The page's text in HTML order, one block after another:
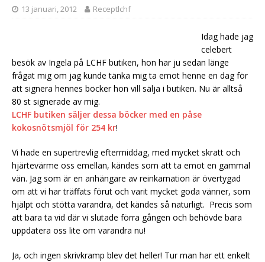
13 januari, 2012 Receptlchf
Idag hade jag
celebert
besök av Ingela på LCHF butiken, hon har ju sedan länge
frågat mig om jag kunde tänka mig ta emot henne en dag för
att signera hennes böcker hon vill sälja i butiken. Nu är alltså
80 st signerade av mig.
LCHF butiken säljer dessa böcker med en påse
kokosnötsmjöl för 254 kr!
Vi hade en supertrevlig eftermiddag, med mycket skratt och
hjärtevärme oss emellan, kändes som att ta emot en gammal
vän. Jag som är en anhängare av reinkarnation är övertygad
om att vi har träffats förut och varit mycket goda vänner, som
hjälpt och stötta varandra, det kändes så naturligt. Precis som
att bara ta vid där vi slutade förra gången och behövde bara
uppdatera oss lite om varandra nu!
Ja, och ingen skrivkramp blev det heller! Tur man har ett enkelt